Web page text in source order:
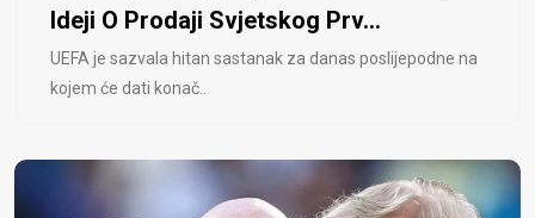
Ideji O Prodaji Svjetskog Prv...
UEFA je sazvala hitan sastanak za danas poslijepodne na
kojem će dati konač..